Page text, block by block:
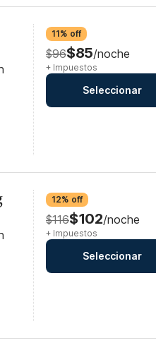
11% off
$96$85/noche
+ Impuestos
Seleccionar
12% off
$116$102/noche
+ Impuestos
Seleccionar